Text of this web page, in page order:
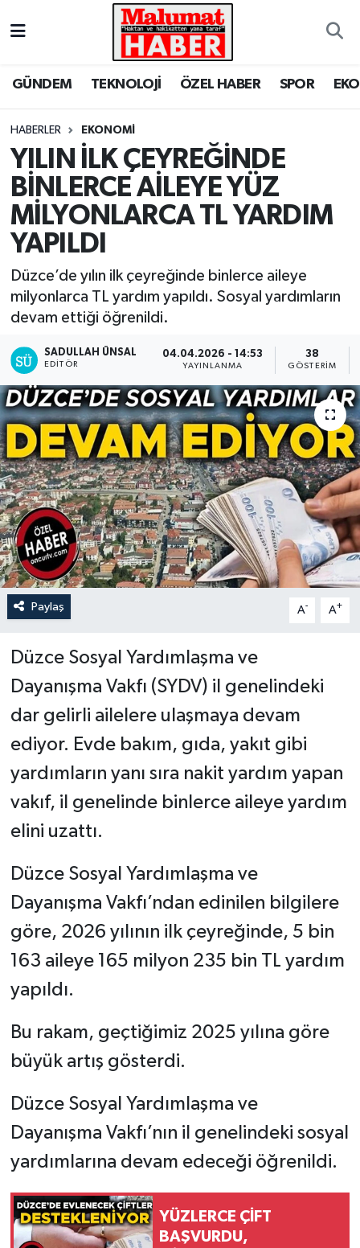
GÜNDEM TEKNOLOJİ ÖZEL HABER SPOR
HABERLER EKONOMİ
YILIN İLK ÇEYREĞİNDE
BİNLERCE AİLEYE YÜZ
MİLYONLARCA TL YARDIM
YAPILDI
Düzce’de yılın ilk çeyreğinde binlerce aileye
milyonlarca TL yardım yapıldı. Sosyal yardımların
devam ettiği öğrenildi.
SADULLAH ÜNSAL
EDITÖR
04.04.2026 - 14:53
YAYINLANMA
38
GÖSTERIM
Paylaş A- A+
Düzce Sosyal Yardımlaşma ve
Dayanışma Vakfı (SYDV) il genelindeki
dar gelirli ailelere ulaşmaya devam
ediyor. Evde bakım, gıda, yakıt gibi
yardımların yanı sıra nakit yardım yapan
vakıf, il genelinde binlerce aileye yardım
elini uzattı.
Düzce Sosyal Yardımlaşma ve
Dayanışma Vakfı’ndan edinilen bilgilere
göre, 2026 yılının ilk çeyreğinde, 5 bin
163 aileye 165 milyon 235 bin TL yardım
yapıldı.
Bu rakam, geçtiğimiz 2025 yılına göre
büyük artış gösterdi.
Düzce Sosyal Yardımlaşma ve
Dayanışma Vakfı’nın il genelindeki sosyal
yardımlarına devam edeceği öğrenildi.
YÜZLERCE ÇİFT
BAŞVURDU,
Nöbetçi Eczaneler
Trafik Durumu
Süper Lig Puan Durumu ve Fikstür
Tüm Manşetler
Haber Arşivi